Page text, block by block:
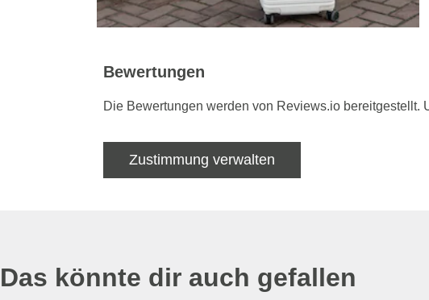
Bewertungen
Die Bewertungen werden von Reviews.io bereitgestellt.
Zustimmung verwalten
Das könnte dir auch gefallen